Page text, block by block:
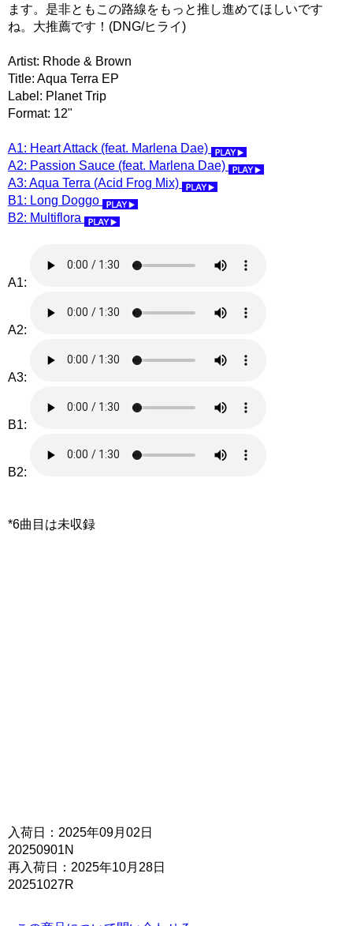
ます。是非ともこの路線をもっと推し進めてほしいです
ね。大推薦です！(DNG/ヒライ)
Artist: Rhode & Brown
Title: Aqua Terra EP
Label: Planet Trip
Format: 12"
A1: Heart Attack (feat. Marlena Dae)
A2: Passion Sauce (feat. Marlena Dae)
A3: Aqua Terra (Acid Frog Mix)
B1: Long Doggo
B2: Multiflora
A1:
A2:
A3:
B1:
B2:
*6曲目は未収録
入荷日：2025年09月02日
20250901N
再入荷日：2025年10月28日
20251027R